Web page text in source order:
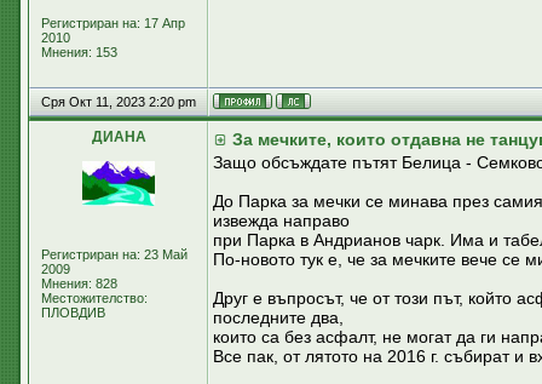
Регистриран на: 17 Апр
2010
Мнения: 153
Сря Окт 11, 2023 2:20 pm
ДИАНА
Регистриран на: 23 Май
2009
Мнения: 828
Местожителство:
ПЛОВДИВ
За мечките, които отдавна не
Защо обсъждате пътят Белица -
До Парка за мечки се минава през
извежда направо
при Парка в Андрианов чарк. Има и
По-новото тук е, че за мечките вече се
Друг е въпросът, че от този път, който
последните два,
които са без асфалт, не могат да ги
Все пак, от лятото на 2016 г. събират и